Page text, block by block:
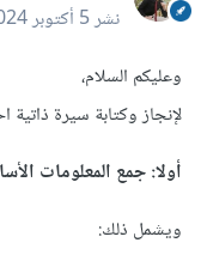
نشر5 أكتوبر 2024
وعليكم السلام،
لإنجاز وكتابة سيرة ذاتية
أولا: جمع المعلومات
ويشمل ذلك: